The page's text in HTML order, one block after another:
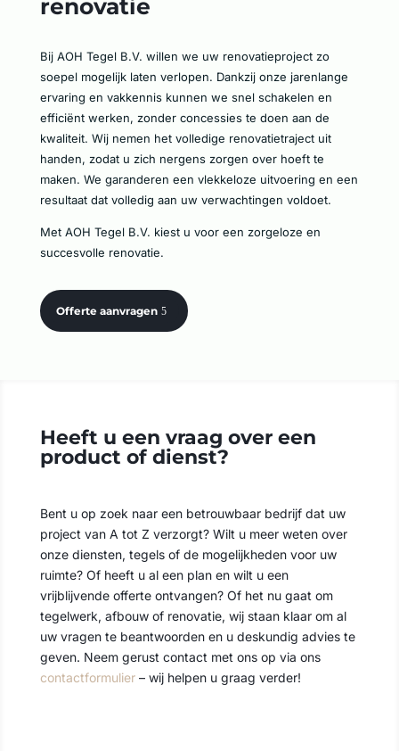
renovatie
Bij AOH Tegel B.V. willen we uw renovatieproject zo
soepel mogelijk laten verlopen. Dankzij onze jarenlange
ervaring en vakkennis kunnen we snel schakelen en
efficiënt werken, zonder concessies te doen aan de
kwaliteit. Wij nemen het volledige renovatietraject uit
handen, zodat u zich nergens zorgen over hoeft te
maken. We garanderen een vlekkeloze uitvoering en een
resultaat dat volledig aan uw verwachtingen voldoet.
Met AOH Tegel B.V. kiest u voor een zorgeloze en
succesvolle renovatie.
Offerte aanvragen
Heeft u een vraag over een
product of dienst?
Bent u op zoek naar een betrouwbaar bedrijf dat uw
project van A tot Z verzorgt? Wilt u meer weten over
onze diensten, tegels of de mogelijkheden voor uw
ruimte? Of heeft u al een plan en wilt u een
vrijblijvende offerte ontvangen? Of het nu gaat om
tegelwerk, afbouw of renovatie, wij staan klaar om al
uw vragen te beantwoorden en u deskundig advies te
geven. Neem gerust contact met ons op via ons
contactformulier– wij helpen u graag verder!